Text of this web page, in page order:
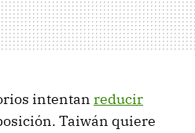
intentan reducir
Taiwán quiere